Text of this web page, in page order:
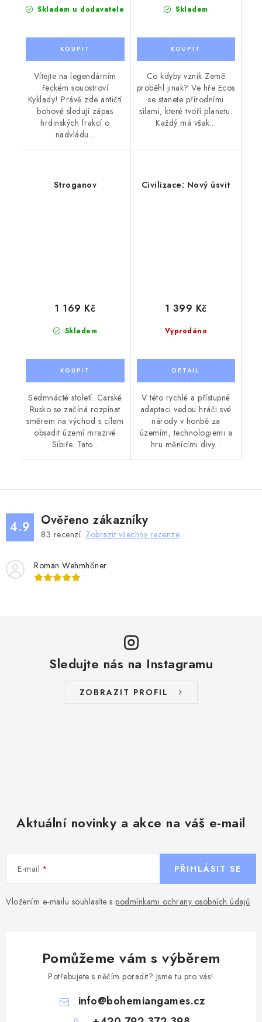
Skladem u dodavatele
Vítejte na legendárním
řeckém souostroví
Kyklady! Právě zde antičtí
bohové sledují zápas
hrdinských frakcí o
nadvládu...
Skladem
Co kdyby vznik Země
proběhl jinak? Ve hře Ecos
se stanete přírodními
silami, které tvoří planetu.
Každý má však...
Stroganov
Skladem
1 169 Kč
Sedmnácté století. Carské
Rusko se začíná rozpínat
směrem na východ s cílem
obsadit území mrazivé
Sibiře. Tato...
Civilizace: Nový úsvit
Vyprodáno
1 399 Kč
V této rychlé a přístupné
adaptaci vedou hráči své
národy v honbě za
územím, technologiemi a
hru měnícími divy...
4.9 Ověřeno zákazníky
83 recenzí. Zobrazit všechny recenze
Roman Wehmhőner
Sledujte nás na Instagramu
ZOBRAZIT PROFIL
Aktuální novinky a akce na váš e-mail
E-mail
Vložením e-mailu souhlasíte s podmínkami ochrany osobních údajů
PŘIHLÁSIT SE
Pomůžeme vám s výběrem
Potřebujete s něčím poradit? Jsme tu pro vás!
info@bohemiangames.cz